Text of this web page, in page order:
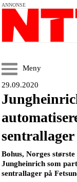
ANNONSE
Meny
29.09.2020
sentrallager
Bohus, Norges
Jungheinrich som
sentrallager på